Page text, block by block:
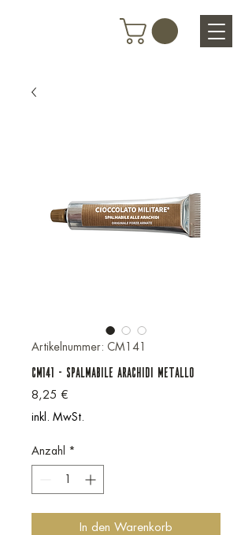
Artikelnummer: CM141
CM141 - SPALMABILE ARACHIDI METALLO
8,25 €
inkl. MwSt.
Anzahl *
In den Warenkorb